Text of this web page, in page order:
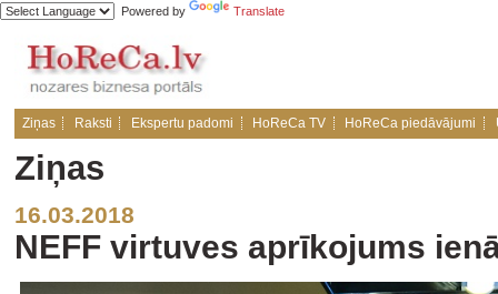
Powered by Translate
Ziņas Raksti Ekspertu padomi HoReCa TV HoReCa piedāvājumi
Ziņas
16.03.2018
NEFF virtuves aprīkojums